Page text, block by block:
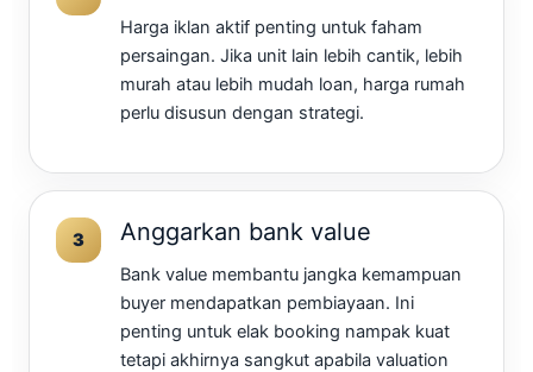
Harga iklan aktif penting untuk faham
persaingan. Jika unit lain lebih cantik, lebih
murah atau lebih mudah loan, harga rumah
perlu disusun dengan strategi.
Anggarkan bank value
Bank value membantu jangka kemampuan
buyer mendapatkan pembiayaan. Ini
penting untuk elak booking nampak kuat
tetapi akhirnya sangkut apabila valuation